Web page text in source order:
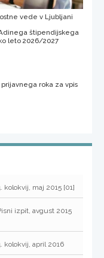
vede v Ljubljani
štipendijskega
leto 2026/2027
roka za vpis
kolokvij, maj 2015 [01]
izpit, avgust 2015
kolokvij, april 2016